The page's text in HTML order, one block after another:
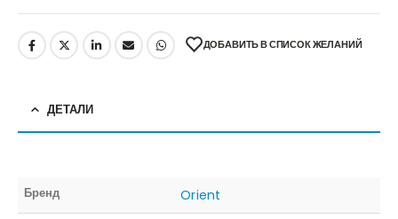
ДОБАВИТЬ В СПИСОК ЖЕЛАНИЙ
ДЕТАЛИ
Бренд Orient